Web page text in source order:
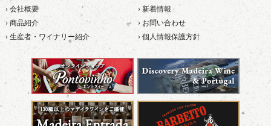
› 会社概要
› 新着情報
› 商品紹介
› お問い合わせ
› 生産者・ワイナリー紹介
› 個人情報保護方針